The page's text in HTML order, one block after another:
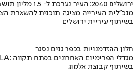
ירושלים 2040: העיר נערכת ל- 1.5 מליון תושבים
מנכ"לית העירייה מציגה תוכנית להשארת
בשיתוף עיריית ירושלים
חלון ההזדמנויות בכפר גנים נסגר
קבוצת אלמוג מציגה את פרויקט MALA: מגדלי הפרימיום האחרונים בפתח תקווה
בשיתוף קבוצת אלמוג